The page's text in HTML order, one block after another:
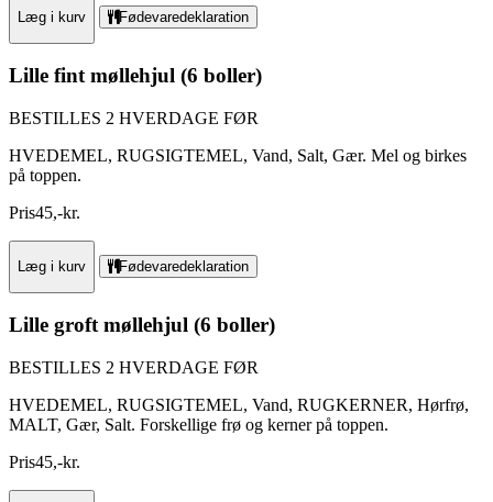
Læg i kurv Fødevaredeklaration
Lille fint møllehjul (6 boller)
BESTILLES 2 HVERDAGE FØR
HVEDEMEL, RUGSIGTEMEL, Vand, Salt, Gær. Mel og birkes
på toppen.
Pris45,-kr.
Læg i kurv Fødevaredeklaration
Lille groft møllehjul (6 boller)
BESTILLES 2 HVERDAGE FØR
HVEDEMEL, RUGSIGTEMEL, Vand, RUGKERNER, Hørfrø,
MALT, Gær, Salt. Forskellige frø og kerner på toppen.
Pris45,-kr.